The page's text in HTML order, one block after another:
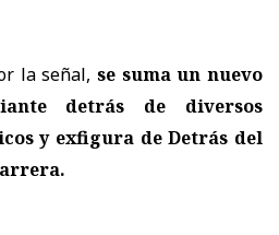
la señal, se suma un nuevo
detrás de diversos
y exfigura de Detrás del